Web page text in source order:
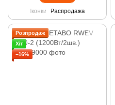
Іконки Распродажа
Розпродаж
Хіт
−16%